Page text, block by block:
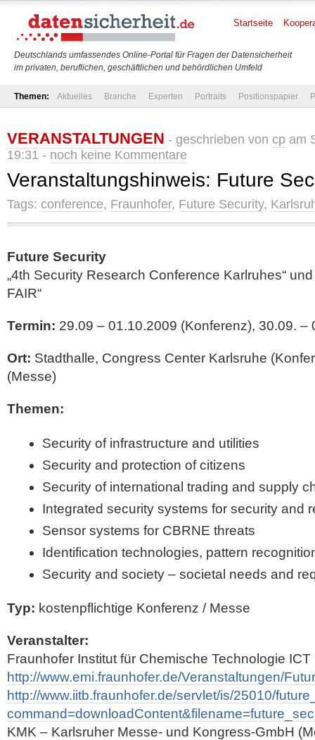
Deutschlands umfassendes Online-Portal für Fragen der Datensicherheit
im privaten, beruflichen, geschäftlichen und behördlichen Umfeld
Startseite
Themen: Aktuelles Branche Experten Portraits Positionspapier
VERANSTALTUNGEN - geschrieben von cp am
19:31 - noch keine Kommentare
Veranstaltungshinweis: Future
Tags: conference, Fraunhofer, Future Security,
Future Security
„4th Security Research Conference Karlruhes“
FAIR“
Termin: 29.09 – 01.10.2009 (Konferenz), 30.09. –
Ort: Stadthalle, Congress Center Karlsruhe
(Messe)
Themen:
Security of infrastructure and utilities
Security and protection of citizens
Security of international trading and supply
Integrated security systems for security and
Sensor systems for CBRNE threats
Identification technologies, pattern
Security and society – societal needs and
Typ: kostenpflichtige Konferenz / Messe
Veranstalter:
Fraunhofer Institut für Chemische Technologie
http://www.emi.fraunhofer.de/Veranstaltungen/
http://www.iitb.fraunhofer.de/servlet/is/25010/
KMK – Karlsruher Messe- und Kongress-GmbH